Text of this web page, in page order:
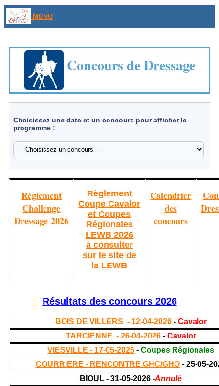
MENU
Concours de Dressage
Choisissez une date et un concours pour afficher le
programme :
Règlement
Challenge
Dressage 2026
Règlement
Coupe Cavalor
et Coupes
Régionales
LEWB 2026
à consulter
sur le site de
la LEWB
Calendrier
des
concours
Résultats des concours 2026
BOIS DE VILLERS - 12-04-2026- Cavalor
TARCIENNE - 26-04-2026- Cavalor
VIESVILLE - 17-05-2026 -Coupes Régionales
COURRIERE - RENCONTRE GHC/GHO- 25-05-
BIOUL - 31-05-2026 -Annulé